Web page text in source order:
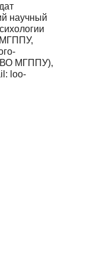
научный
МГППУ,
ВО МГППУ),
loo-